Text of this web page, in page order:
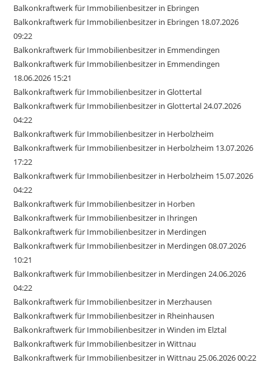
Balkonkraftwerk für Immobilienbesitzer in Ebringen
Balkonkraftwerk für Immobilienbesitzer in Ebringen 18.07.2026
09:22
Balkonkraftwerk für Immobilienbesitzer in Emmendingen
Balkonkraftwerk für Immobilienbesitzer in Emmendingen
18.06.2026 15:21
Balkonkraftwerk für Immobilienbesitzer in Glottertal
Balkonkraftwerk für Immobilienbesitzer in Glottertal 24.07.2026
04:22
Balkonkraftwerk für Immobilienbesitzer in Herbolzheim
Balkonkraftwerk für Immobilienbesitzer in Herbolzheim 13.07.2026
17:22
Balkonkraftwerk für Immobilienbesitzer in Herbolzheim 15.07.2026
04:22
Balkonkraftwerk für Immobilienbesitzer in Horben
Balkonkraftwerk für Immobilienbesitzer in Ihringen
Balkonkraftwerk für Immobilienbesitzer in Merdingen
Balkonkraftwerk für Immobilienbesitzer in Merdingen 08.07.2026
10:21
Balkonkraftwerk für Immobilienbesitzer in Merdingen 24.06.2026
04:22
Balkonkraftwerk für Immobilienbesitzer in Merzhausen
Balkonkraftwerk für Immobilienbesitzer in Rheinhausen
Balkonkraftwerk für Immobilienbesitzer in Winden im Elztal
Balkonkraftwerk für Immobilienbesitzer in Wittnau
Balkonkraftwerk für Immobilienbesitzer in Wittnau 25.06.2026 00:22